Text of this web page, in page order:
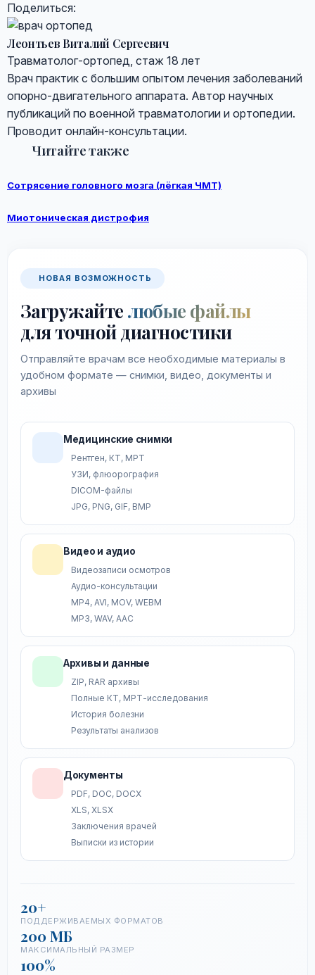
Поделиться:
Леонтьев Виталий Сергеевич
Травматолог-ортопед, стаж 18 лет
Врач практик с большим опытом лечения заболеваний
опорно-двигательного аппарата. Автор научных
публикаций по военной травматологии и ортопедии.
Проводит онлайн-консультации.
Читайте также
Сотрясение головного мозга (лёгкая ЧМТ)
Миотоническая дистрофия
НОВАЯ ВОЗМОЖНОСТЬ
Загружайте любые файлы
для точной диагностики
Отправляйте врачам все необходимые материалы в
удобном формате — снимки, видео, документы и
архивы
Медицинские снимки
Рентген, КТ, МРТ
УЗИ, флюорография
DICOM-файлы
JPG, PNG, GIF, BMP
Видео и аудио
Видеозаписи осмотров
Аудио-консультации
MP4, AVI, MOV, WEBM
MP3, WAV, AAC
Архивы и данные
ZIP, RAR архивы
Полные КТ, МРТ-исследования
История болезни
Результаты анализов
Документы
PDF, DOC, DOCX
XLS, XLSX
Заключения врачей
Выписки из истории
20+
ПОДДЕРЖИВАЕМЫХ ФОРМАТОВ
200 МБ
МАКСИМАЛЬНЫЙ РАЗМЕР
100%